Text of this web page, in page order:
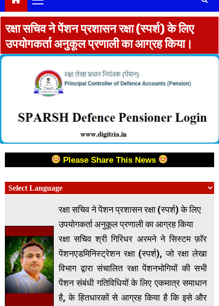
Menu
रक्षा सचिव ने पेंशन प्रशासन रक्षा (स्पर्श) के लिए
उपयोगकर्ता अनुकूल प्रणाली का आग्रह किया।
Please Share This News
रक्षा सचिव ने पेंशन प्रशासन रक्षा (स्पर्श) के लिए
उपयोगकर्ता अनुकूल प्रणाली का आग्रह किया
रक्षा सचिव श्री गिरिधर अरमने ने सिस्टम फ़ॉर
पेंशनएडमिनिस्ट्रेशन रक्षा (स्पर्श), जो रक्षा लेखा
विभाग द्वारा संचालित रक्षा पेंशनभोगियों की सभी
पेंशन संबंधी गतिविधियों के लिए एकमात्र समाधान
है, के हितधारकों से आग्रह किया है कि इसे और